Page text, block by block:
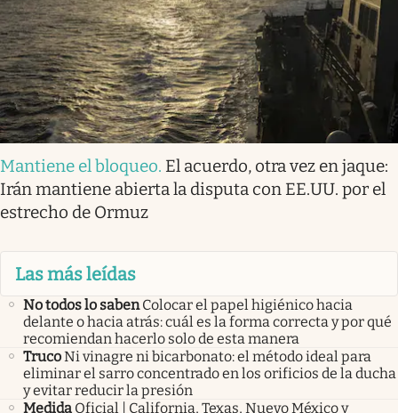
Mantiene el bloqueo. El acuerdo, otra vez en jaque:
Irán mantiene abierta la disputa con EE.UU. por el
estrecho de Ormuz
Las más leídas
No todos lo saben Colocar el papel higiénico hacia
delante o hacia atrás: cuál es la forma correcta y por qué
recomiendan hacerlo solo de esta manera
TrucoNi vinagre ni bicarbonato: el método ideal para
eliminar el sarro concentrado en los orificios de la ducha
y evitar reducir la presión
Medida Oficial | California, Texas, Nuevo México y